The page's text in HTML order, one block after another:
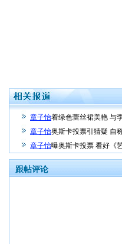
章子怡着绿色蕾丝裙美艳 与
章子怡奥斯卡投票引猜疑 自
章子怡曝奥斯卡投票 看好《
跟帖评论